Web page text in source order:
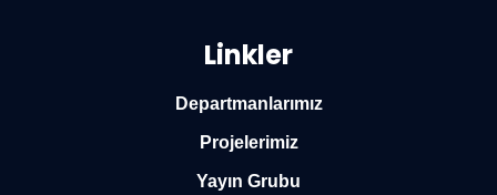
Linkler
Departmanlarımız
Projelerimiz
Yayın Grubu